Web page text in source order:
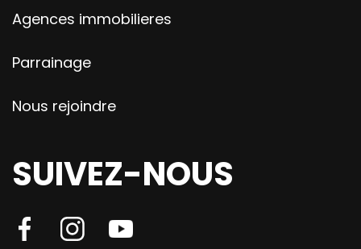
Agences immobilieres
Parrainage
Nous rejoindre
SUIVEZ-NOUS